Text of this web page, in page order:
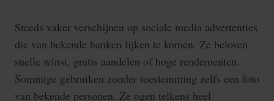
Steeds vaker verschijnen op sociale media advertenties
die van bekende banken lijken te komen. Ze beloven
snelle winst, gratis aandelen of hoge rendementen.
Sommige gebruiken zonder toestemming zelfs een foto
van bekende personen. Ze ogen telkens heel